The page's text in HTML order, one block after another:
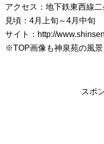
アクセス：地下鉄東西線
見頃：4月上旬～4月中旬
サイト：http://
※TOP画像も神泉苑の風
スポ